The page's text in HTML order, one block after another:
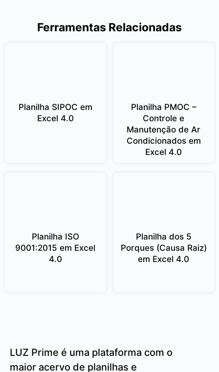
Ferramentas Relacionadas
Planilha SIPOC em
Excel 4.0
Planilha PMOC –
Controle e
Manutenção de Ar
Condicionados em
Excel 4.0
Planilha ISO
9001:2015 em Excel
4.0
Planilha dos 5
Porques (Causa Raiz)
em Excel 4.0
LUZ Prime é uma plataforma com o
maior acervo de planilhas e